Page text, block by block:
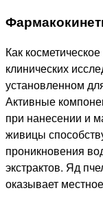
Как
клинических
установленном
Активные
при нанесении и
живицы
проникновения
экстрактов. Яд
оказывает